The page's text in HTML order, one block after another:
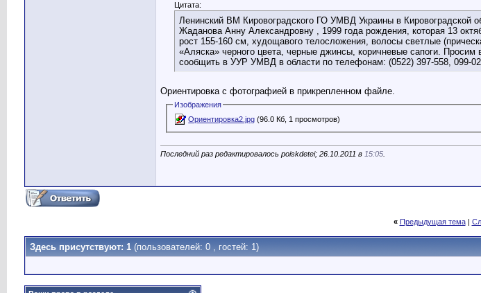
Цитата:
Ленинский ВМ Кировоградского ГО УМВД Украины в Кировоградской
Жаданова Анну Александровну , 1999 года рождения, которая 13
рост 155-160 см, худощавого телосложения, волосы светлые
«Аляска» черного цвета, черные джинсы, коричневые сапоги.
сообщить в УУР УМВД в области по телефонам: (0522) 397-558, 099-
Ориентировка с фотографией в прикрепленном файле.
Изображения
Ориентировка2.jpg (96.0 Кб, 1 просмотров)
Последний раз редактировалось poiskdetei; 26.10.2011 в 15:05
« Предыдущая тема|
Здесь присутствуют: 1 (пользователей: 0 , гостей: 1)